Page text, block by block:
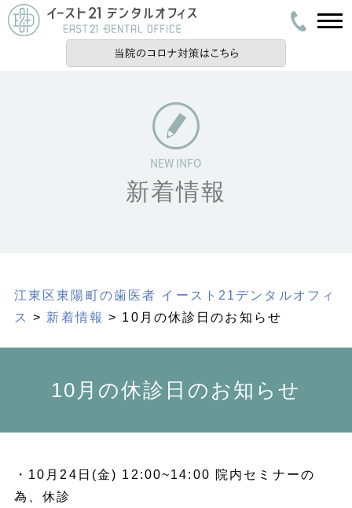
新着情報
江東区東陽町の歯医者 イースト21デンタルオフィ
ス
> 新着情報 > 10月の休診日のお知らせ
10月の休診日のお知らせ
・10月24日(金) 12:00~14:00 院内セミナーの
為、休診